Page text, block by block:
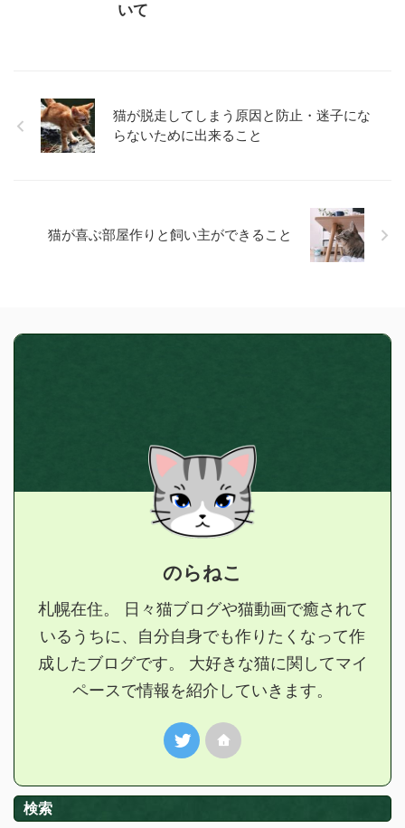
いて
猫が脱走してしまう原因と防止・迷子にな
らないために出来ること
猫が喜ぶ部屋作りと飼い主ができること
のらねこ
札幌在住。 日々猫ブログや猫動画で癒されて
いるうちに、自分自身でも作りたくなって作
成したブログです。 大好きな猫に関してマイ
ペースで情報を紹介していきます。
検索